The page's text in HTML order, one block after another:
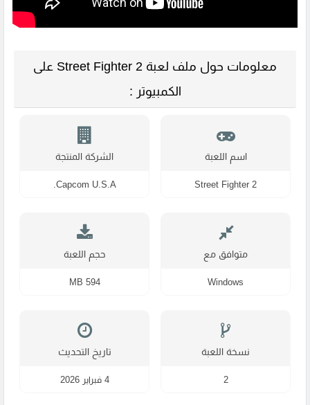
معلومات حول ملف لعبة Street Fighter 2 على
الكمبيوتر :
اسم اللعبة
Street Fighter 2
الشركة المنتجة
Capcom U.S.A.
متوافق مع
Windows
حجم اللعبة
594 MB
نسخة اللعبة
2
تاريخ التحديث
4 فبراير 2026